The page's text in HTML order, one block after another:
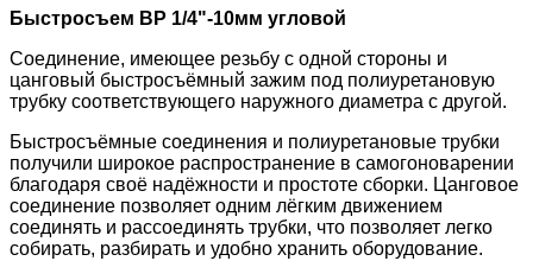
Быстросъем ВР 1/4"-10мм угловой
Соединение, имеющее резьбу с одной стороны и
цанговый быстросъёмный зажим под полиуретановую
трубку соответствующего наружного диаметра с другой.
Быстросъёмные соединения и полиуретановые трубки
получили широкое распространение в самогоноварении
благодаря своё надёжности и простоте сборки. Цанговое
соединение позволяет одним лёгким движением
соединять и рассоединять трубки, что позволяет легко
собирать, разбирать и удобно хранить оборудование.